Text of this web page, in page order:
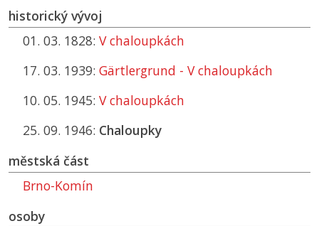
historický vývoj
01. 03. 1828: V chaloupkách
17. 03. 1939: Gärtlergrund - V chaloupkách
10. 05. 1945: V chaloupkách
25. 09. 1946: Chaloupky
městská část
Brno-Komín
osoby